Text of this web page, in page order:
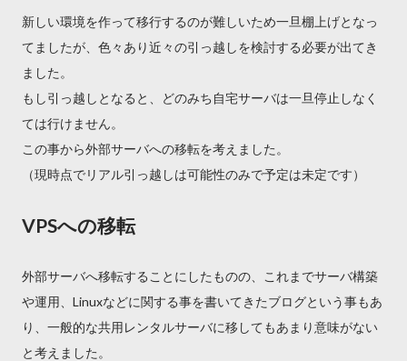
新しい環境を作って移行するのが難しいため一旦棚上げとなっ
てましたが、色々あり近々の引っ越しを検討する必要が出てき
ました。
もし引っ越しとなると、どのみち自宅サーバは一旦停止しなく
ては行けません。
この事から外部サーバへの移転を考えました。
（現時点でリアル引っ越しは可能性のみで予定は未定です）
VPSへの移転
外部サーバへ移転することにしたものの、これまでサーバ構築
や運用、Linuxなどに関する事を書いてきたブログという事もあ
り、一般的な共用レンタルサーバに移してもあまり意味がない
と考えました。